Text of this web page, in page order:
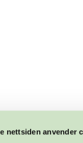
nettsiden anvender